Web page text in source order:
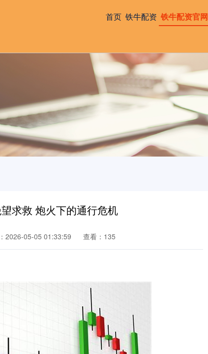
首页 铁牛配资 铁牛配资官网
求救 炮火下的通行危机
2026-05-05 01:33:59 查看：135